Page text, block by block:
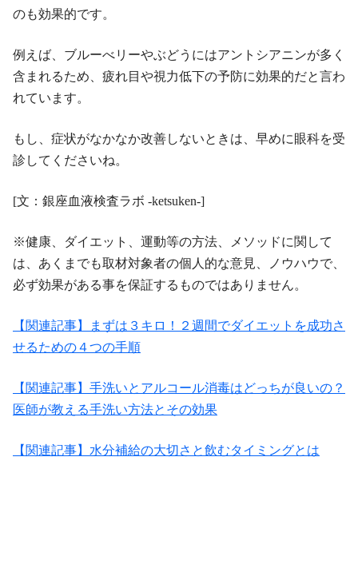
のも効果的です。
例えば、ブルーべリーやぶどうにはアントシアニンが多く
含まれるため、疲れ目や視力低下の予防に効果的だと言わ
れています。
もし、症状がなかなか改善しないときは、早めに眼科を受
診してくださいね。
[文：銀座血液検査ラボ -ketsuken-]
※健康、ダイエット、運動等の方法、メソッドに関して
は、あくまでも取材対象者の個人的な意見、ノウハウで、
必ず効果がある事を保証するものではありません。
【関連記事】まずは３キロ！２週間でダイエットを成功さ
せるための４つの手順
【関連記事】手洗いとアルコール消毒はどっちが良いの？
医師が教える手洗い方法とその効果
【関連記事】水分補給の大切さと飲むタイミングとは